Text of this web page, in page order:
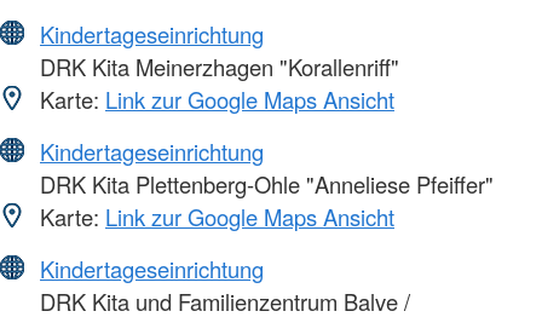
Kindertageseinrichtung
DRK Kita Meinerzhagen "Korallenriff"
Karte: Link zur Google Maps Ansicht
Kindertageseinrichtung
DRK Kita Plettenberg-Ohle "Anneliese Pfeiffer"
Karte: Link zur Google Maps Ansicht
Kindertageseinrichtung
DRK Kita und Familienzentrum Balve /